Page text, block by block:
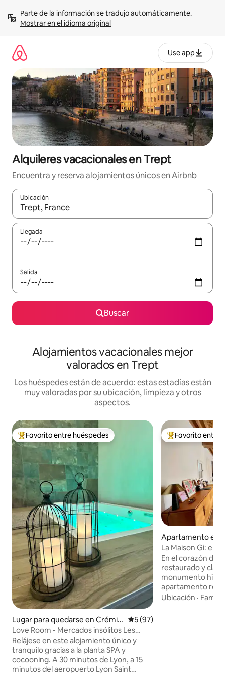
contenidoMostrar en el idioma original
Use app
Alquileres vacacionales en Trept
Encuentra y reserva alojamientos únicos en Airbnb
Ubicación
Cuando los resultados estén disponibles, navega con las
Llegada
Salida
Buscar
Alojamientos vacacionales mejor
valorados en Trept
Los huéspedes están de acuerdo: estas estadías están
muy valoradas por su ubicación, limpieza y otros
aspectos.
Favorito entre huéspedes preferido
Favorito entre huéspedes
Lugar para quedarse en Crémie
u
Calificación promedio: 5 de
5 (97)
Love Room - Mercados insólitos Les
Augustins
Relájese en este alojamiento único y
tranquilo gracias a la planta SPA y
cocooning. A 30 minutos de Lyon, a 15
minutos del aeropuerto Lyon Saint
Favorito entre
Favorito entre
Apartamento en
La Maison Gi:
la ciudad medieval
En el corazón de
restaurado y
monumento
apartamento
confort moderno
Ubicación ·